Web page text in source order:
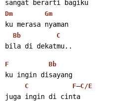
sangat berarti bagiku
Dm Gm
ku merasa nyaman
Bb C
bila di dekatmu..
F Bb
ku ingin disayang
C F–C/E
juga ingin di cinta